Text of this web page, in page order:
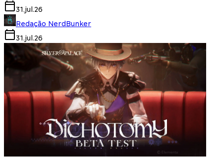
31.jul.26
Redação NerdBunker
31.jul.26